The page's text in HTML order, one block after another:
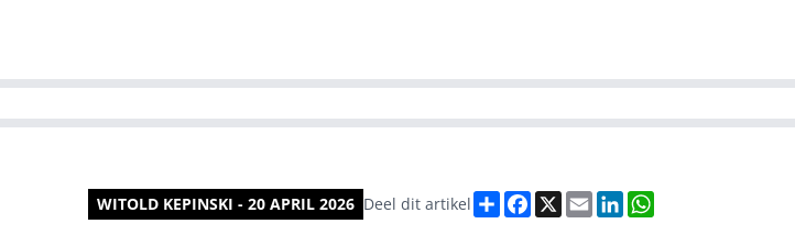
WITOLD KEPINSKI - 20 APRIL 2026 Deel dit artikel DeelFacebook
X EmailLinkedIn